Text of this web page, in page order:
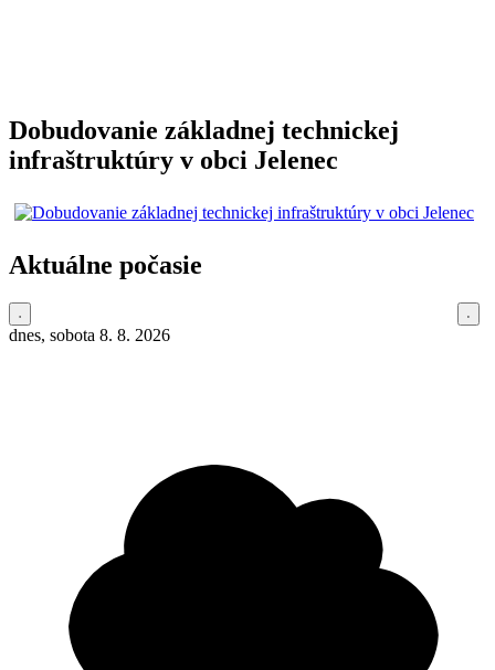
Dobudovanie základnej technickej
infraštruktúry v obci Jelenec
Aktuálne počasie
dnes, sobota 8. 8. 2026